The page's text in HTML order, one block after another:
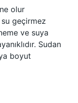
olur
geçirmez
ve suya
Sudan
boyut